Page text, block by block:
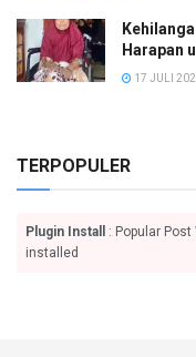
Harapan
17 JULI
TERPOPULER
Plugin Install
: Popular
installed